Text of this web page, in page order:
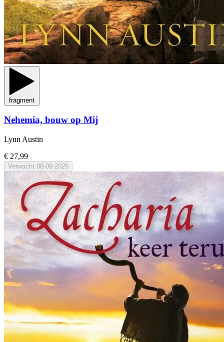
fragment
Nehemia, bouw op Mij
Lynn Austin
€ 27,99
Verwacht 08-09-2026